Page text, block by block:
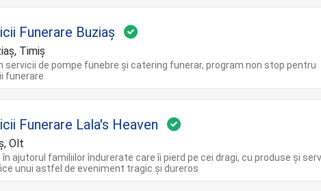
Funerare Buziaș
Timiș
servicii de pompe funebre și catering funerar, program non stop pentru
funerare
Funerare Lala's Heaven
Olt
în ajutorul familiilor îndurerate care îi pierd pe cei dragi, cu produse și
unui astfel de eveniment tragic și dureros